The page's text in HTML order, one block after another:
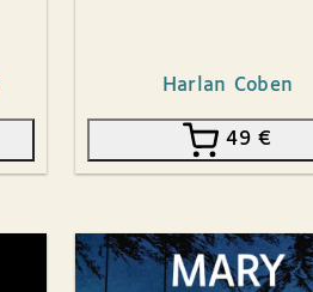
Harlan Coben
49€